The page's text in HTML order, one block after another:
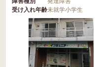
受け入れ年齢未就学小学生